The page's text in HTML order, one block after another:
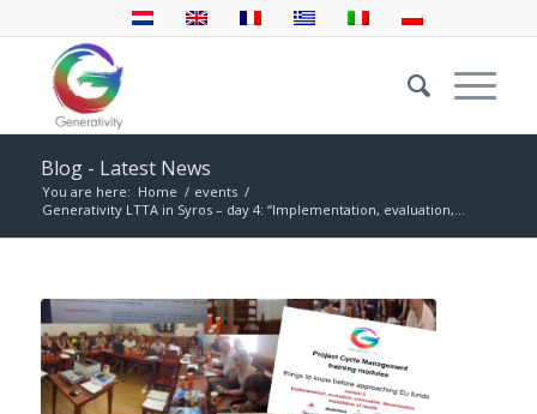
Blog - Latest News
You are here: Home / events /
Generativity LTTA in Syros – day 4: “Implementation, evaluation,...